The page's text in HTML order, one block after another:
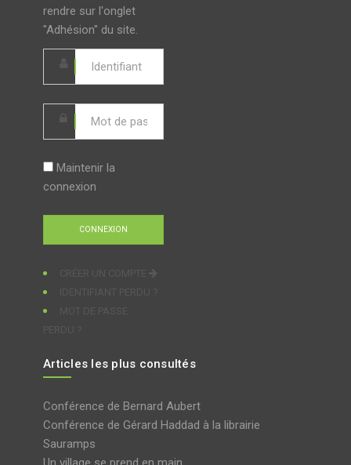
rendre sur l'onglet
"Adhésion" du site.
Maintenir la
connexion
Articles les plus consultés
Conférence de Bernard Aubert
Conférence de Gérard Haddad à la librairie
Sauramps